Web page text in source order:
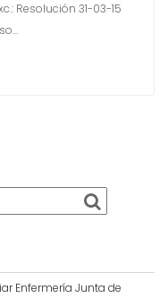
Resolución 31-03-15
Enfermería Junta de